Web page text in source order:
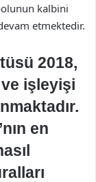
kalbini
etmektedir.
2018,
işleyişi
en